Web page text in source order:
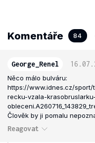
Komentáře 84
George_Renel
Něco málo bulváru:
https://www.idnes.cz/
recku-vzala-
Člověk by ji pomalu
Reagovat